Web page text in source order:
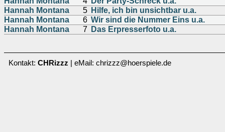
Hannah Montana
5 Hilfe, ich bin unsichtbar u.a.
Hannah Montana
6 Wir sind die Nummer Eins u.a.
Hannah Montana
7 Das Erpresserfoto u.a.
Kontakt: CHRizzz | eMail: chrizzz@hoerspiele.de